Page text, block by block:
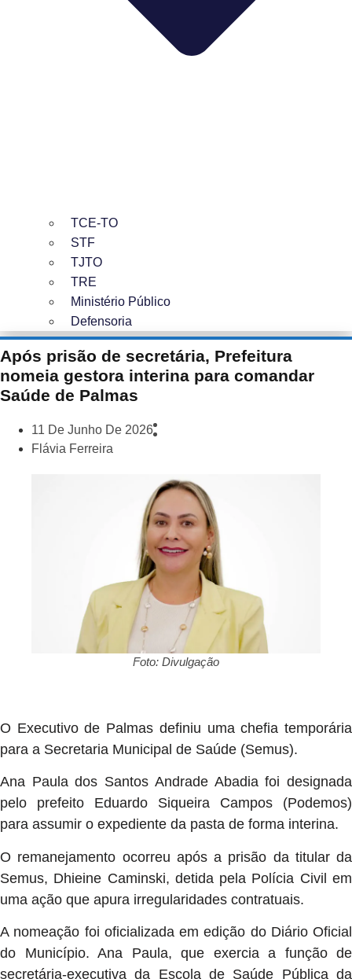
TCE-TO
STF
TJTO
TRE
Ministério Público
Defensoria
Após prisão de secretária, Prefeitura
nomeia gestora interina para comandar
Saúde de Palmas
11 De Junho De 2026
Flávia Ferreira
Foto: Divulgação
O Executivo de Palmas definiu uma chefia temporária
para a Secretaria Municipal de Saúde (Semus).
Ana Paula dos Santos Andrade Abadia foi designada
pelo prefeito Eduardo Siqueira Campos (Podemos)
para assumir o expediente da pasta de forma interina.
O remanejamento ocorreu após a prisão da titular da
Semus, Dhieine Caminski, detida pela Polícia Civil em
uma ação que apura irregularidades contratuais.
A nomeação foi oficializada em edição do Diário Oficial
do Município. Ana Paula, que exercia a função de
secretária-executiva da Escola de Saúde Pública da